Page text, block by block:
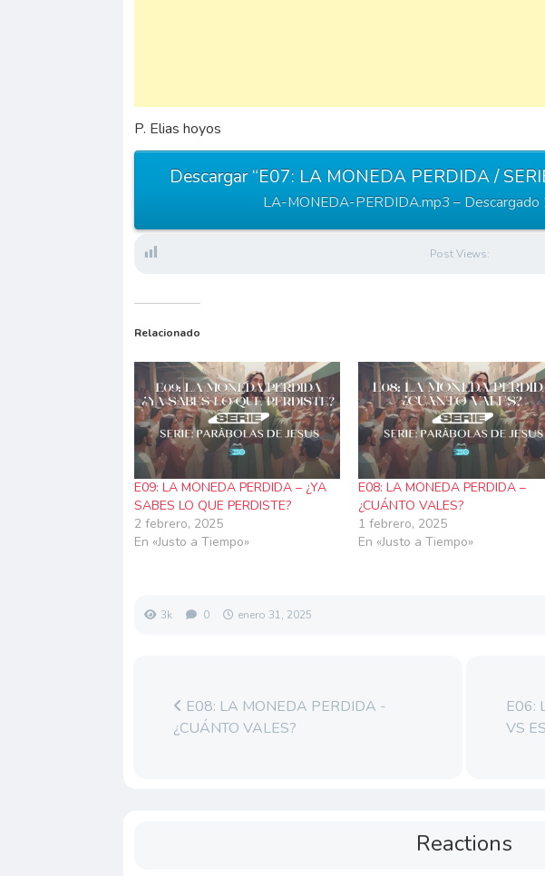
P. Elias hoyos
Descargar “E07: LA MONEDA PERDIDA /
LA-MONEDA-PERDIDA.mp3 – Descargado
Post Views:
Relacionado
E09: LA MONEDA PERDIDA – ¿YA
SABES LO QUE PERDISTE?
2 febrero, 2025
En «Justo a Tiempo»
E08: LA MONEDA PERDIDA –
¿CUÁNTO VALES?
1 febrero, 2025
En «Justo a Tiempo»
3k 0 enero 31, 2025
E08: LA MONEDA PERDIDA -
¿CUÁNTO VALES?
E06:
VS
Reactions